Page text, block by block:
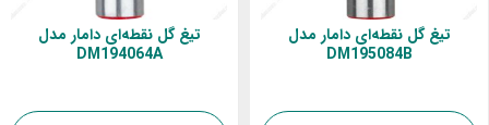
تیغ گل نقطه‌ای دامار مدل
DM195084B
تیغ گل نقطه‌ای دامار مدل
DM194064A